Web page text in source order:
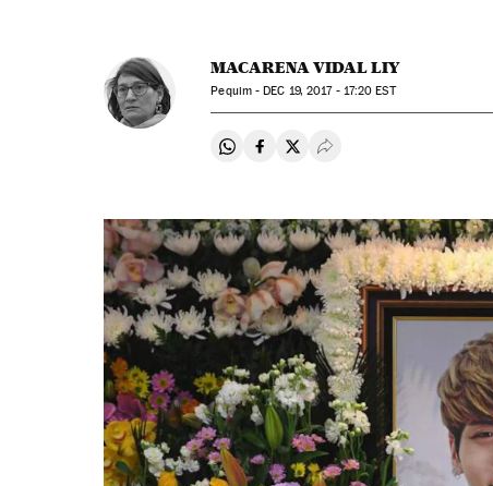
MACARENA VIDAL LIY
Pequim -DEC 19, 2017 - 17:20 EST
Compartir en Whatsapp
Compartir en Facebook
Compartir en Twitter
Desplegar Redes